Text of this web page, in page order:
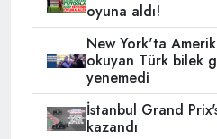
oyuna aldı!
New York'ta
okuyan Türk bilek
yenemedi
İstanbul Grand
kazandı